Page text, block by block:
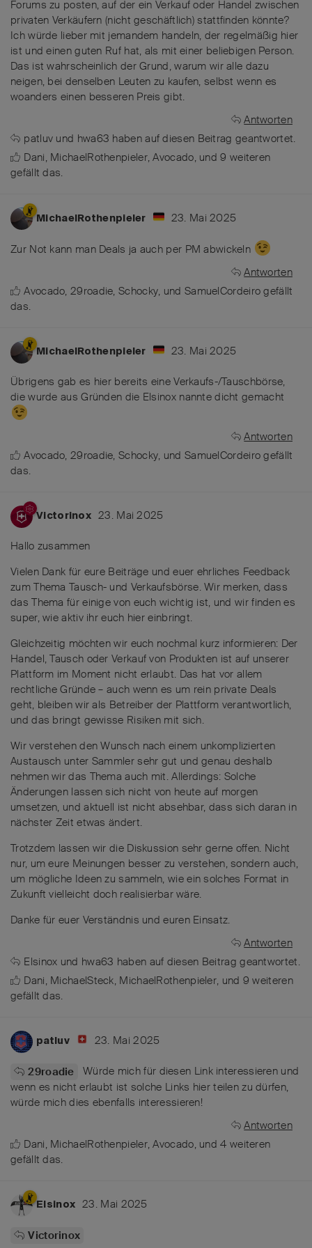
Forums zu posten, auf der ein Verkauf oder Handel zwischen
privaten Verkäufern (nicht geschäftlich) stattfinden könnte?
Ich würde lieber mit jemandem handeln, der regelmäßig hier
ist und einen guten Ruf hat, als mit einer beliebigen Person.
Das ist wahrscheinlich der Grund, warum wir alle dazu
neigen, bei denselben Leuten zu kaufen, selbst wenn es
woanders einen besseren Preis gibt.
Antworten
patluv und hwa63 habenauf diesen Beitrag geantwortet.
Dani, MichaelRothenpieler,Avocado, und9 weiteren
gefällt das.
MichaelRothenpieler 23. Mai 2025
Zur Not kann man Deals ja auch per PM abwickeln
Antworten
Avocado,29roadie,Schocky, und SamuelCordeiro gefällt
das.
MichaelRothenpieler 23. Mai 2025
Übrigens gab es hier bereits eine Verkaufs-/Tauschbörse,
die wurde aus Gründen die Elsinox nannte dicht gemacht
Antworten
Avocado,29roadie,Schocky, und SamuelCordeiro gefällt
das.
Victorinox 23. Mai 2025
Hallo zusammen
Vielen Dank für eure Beiträge und euer ehrliches Feedback
zum Thema Tausch- und Verkaufsbörse. Wir merken, dass
das Thema für einige von euch wichtig ist, und wir finden es
super, wie aktiv ihr euch hier einbringt.
Gleichzeitig möchten wir euch nochmal kurz informieren: Der
Handel, Tausch oder Verkauf von Produkten ist auf unserer
Plattform im Moment nicht erlaubt. Das hat vor allem
rechtliche Gründe – auch wenn es um rein private Deals
geht, bleiben wir als Betreiber der Plattform verantwortlich,
und das bringt gewisse Risiken mit sich.
Wir verstehen den Wunsch nach einem unkomplizierten
Austausch unter Sammler sehr gut und genau deshalb
nehmen wir das Thema auch mit. Allerdings: Solche
Änderungen lassen sich nicht von heute auf morgen
umsetzen, und aktuell ist nicht absehbar, dass sich daran in
nächster Zeit etwas ändert.
Trotzdem lassen wir die Diskussion sehr gerne offen. Nicht
nur, um eure Meinungen besser zu verstehen, sondern auch,
um mögliche Ideen zu sammeln, wie ein solches Format in
Zukunft vielleicht doch realisierbar wäre.
Danke für euer Verständnis und euren Einsatz.
Antworten
Elsinox und hwa63 haben auf diesen Beitrag geantwortet.
Dani, MichaelSteck, MichaelRothenpieler, und 9 weiteren
gefällt das.
patluv 23. Mai 2025
29roadie
Würde mich für diesen Link interessieren und
wenn es nicht erlaubt ist solche Links hier teilen zu dürfen,
würde mich dies ebenfalls interessieren!
Antworten
Dani, MichaelRothenpieler,Avocado, und4 weiteren
gefällt das.
Elsinox 23. Mai 2025
Victorinox